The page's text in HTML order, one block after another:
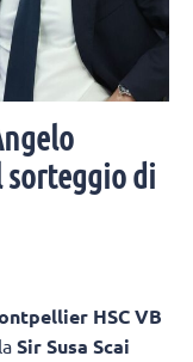
di
HSC VB
Sir Susa Scai